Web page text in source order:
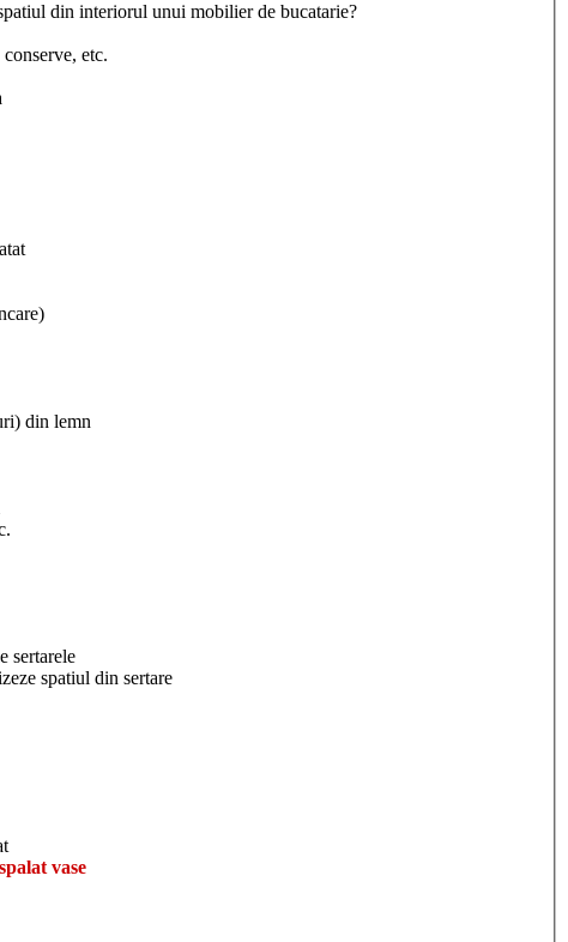
din interiorul unui mobilier de bucatarie?
etc.
lemn
sertarele
spatiul din sertare
vase